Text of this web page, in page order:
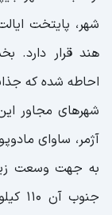
شهر، پایتخت
هند قرار دارد.
احاطه شده که
شهر‌های مجاور
آژمر، ساوای
به جهت وسعت